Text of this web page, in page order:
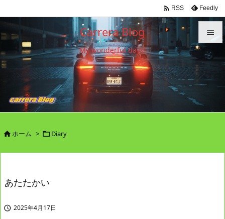
Carrera Blog
My wonderful days!


メニュ

 RSS Feedly
ホーム > Diary
あたたかい
 2025年4月17日